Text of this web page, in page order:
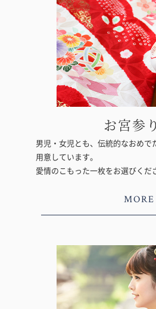
お宮参
男児・女児とも、伝統的なおめで
用意しています。
愛情のこもった一枚をお選びくだ
MORE